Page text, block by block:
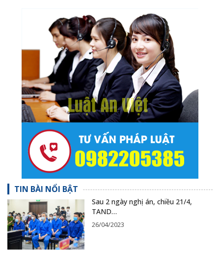
TIN BÀI NỔI BẬT
Sau 2 ngày nghị án, chiều 21/4,
TAND…
26/04/2023